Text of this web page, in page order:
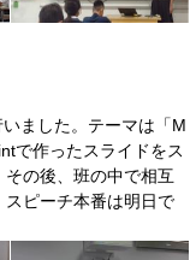
ました。テーマは「M
で作ったスライドをス
の後、班の中で相互
ピーチ本番は明日で